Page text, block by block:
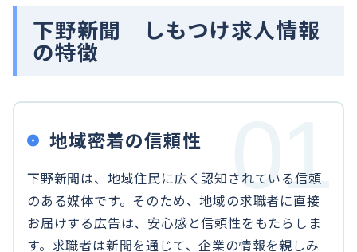
下野新聞 しもつけ求人情報
の特徴
地域密着の信頼性
下野新聞は、地域住民に広く認知されている信頼
のある媒体です。そのため、地域の求職者に直接
お届けする広告は、安心感と信頼性をもたらしま
す。求職者は新聞を通じて、企業の情報を親しみ